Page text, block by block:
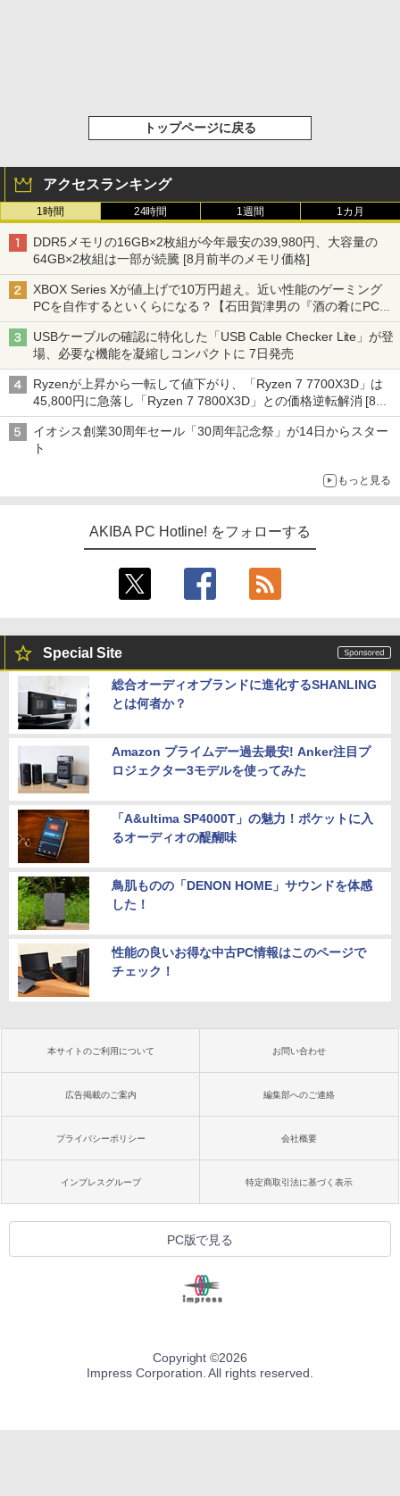
トップページに戻る
アクセスランキング
1時間 24時間 1週間 1カ月
DDR5メモリの16GB×2枚組が今年最安の39,980円、大容量の
64GB×2枚組は一部が続騰 [8月前半のメモリ価格]
XBOX Series Xが値上げで10万円超え。近い性能のゲーミング
PCを自作するといくらになる？【石田賀津男の『酒の肴にPCゲ
ーム』】
USBケーブルの確認に特化した「USB Cable Checker Lite」が登
場、必要な機能を凝縮しコンパクトに 7日発売
Ryzenが上昇から一転して値下がり、「Ryzen 7 7700X3D」は
45,800円に急落し「Ryzen 7 7800X3D」との価格逆転解消 [8月
前半のCPU価格]
イオシス創業30周年セール「30周年記念祭」が14日からスター
ト
もっと見る
AKIBA PC Hotline! をフォローする
Special Site
総合オーディオブランドに進化するSHANLING
とは何者か？
Amazon プライムデー過去最安! Anker注目プ
ロジェクター3モデルを使ってみた
「A&ultima SP4000T」の魅力！ポケットに入
るオーディオの醍醐味
鳥肌ものの「DENON HOME」サウンドを体感
した！
性能の良いお得な中古PC情報はこのページで
チェック！
本サイトのご利用について お問い合わせ
広告掲載のご案内 編集部へのご連絡
プライバシーポリシー 会社概要
インプレスグループ 特定商取引法に基づく表示
PC版で見る
Copyright ©2026
Impress Corporation. All rights reserved.